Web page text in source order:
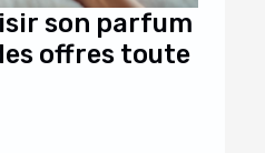
son parfum
offres toute